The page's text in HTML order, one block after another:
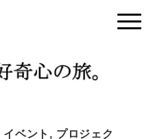
イベント , プロジェク